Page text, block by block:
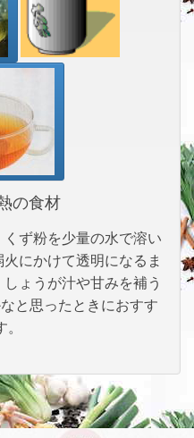
の食材
にかけて透明になるま
ょうが汁や甘みを補う
と思ったときにおすす